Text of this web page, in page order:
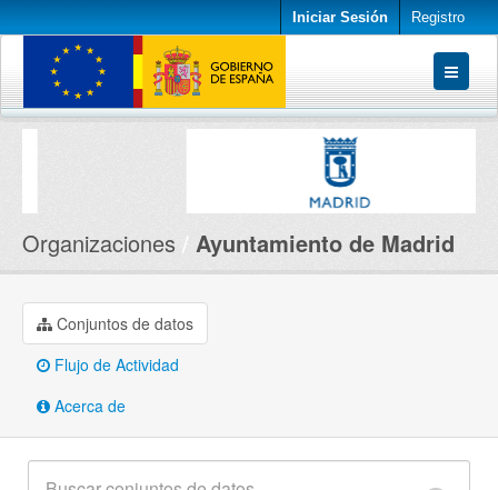
Iniciar Sesión Registro
Conjuntos de datos
Organizaciones Ayuntamiento de Madrid
Conjuntos de datos
Flujo de Actividad
Acerca de